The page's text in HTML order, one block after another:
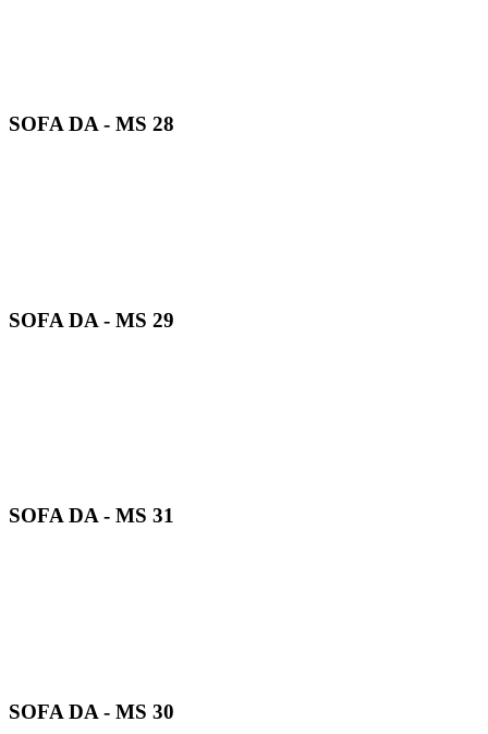
SOFA DA - MS 28
SOFA DA - MS 29
SOFA DA - MS 31
SOFA DA - MS 30